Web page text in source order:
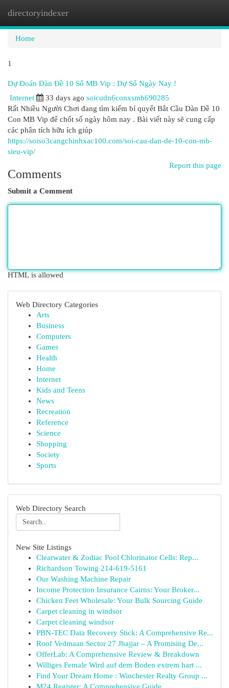
directoryindexer
Home
1
Dự Đoán Dàn Đề 10 Số MB Vip : Dự Số Ngày Nay !
Internet 33 days ago soicudn6conxsmb690285
Rất Nhiều Người Chơi đang tìm kiếm bí quyết Bắt Cầu Dàn Đề 10
Con MB Vip để chốt số ngày hôm nay . Bài viết này sẽ cung cấp
các phân tích hữu ích giúp
https://soiso3cangchinhxac100.com/soi-cau-dan-de-10-con-mb-
sieu-vip/
Report this page
Comments
Submit a Comment
HTML is allowed
Web Directory Categories
Arts
Business
Computers
Games
Health
Home
Internet
Kids and Teens
News
Recreation
Reference
Science
Shopping
Society
Sports
Web Directory Search
New Site Listings
Clearwater & Zodiac Pool Chlorinator Cells: Rep...
Richardson Towing 214-619-5161
Our Washing Machine Repair
Income Protection Insurance Cairns: Your Broker...
Chicken Feet Wholesale: Your Bulk Sourcing Guide
Carpet cleaning in windsor
Carpet cleaning windsor
PBN-TEC Data Recovery Stick: A Comprehensive Re...
Roof Vedmaan Sector 27 Jhajjar – A Promising De...
OfferLab: A Comprehensive Review & Breakdown
Williges Female Wird auf dem Boden extrem hart ...
Find Your Dream Home : Winchester Realty Group ...